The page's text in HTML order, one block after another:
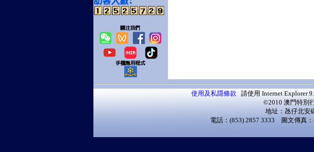
使用及私隱條款 請使用 Internet Explorer
©2010 澳門特別
地址：氹仔北安
電話：(853) 2857 3333 圖文傳真